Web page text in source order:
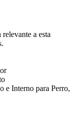
a esta
e Interno para Perro,